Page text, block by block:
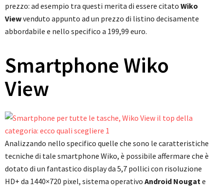
prezzo: ad esempio tra questi merita di essere citato Wiko
Viewvenduto appunto ad un prezzo di listino decisamente
abbordabile e nello specifico a 199,99 euro.
Smartphone Wiko
View
Analizzando nello specifico quelle che sono le caratteristiche
tecniche di tale smartphone Wiko, è possibile affermare che è
dotato di un fantastico display da 5,7 pollici con risoluzione
HD+ da 1440×720 pixel, sistema operativo Android Nougat e